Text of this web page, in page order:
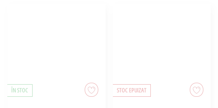
ÎN STOC STOC EPUIZAT